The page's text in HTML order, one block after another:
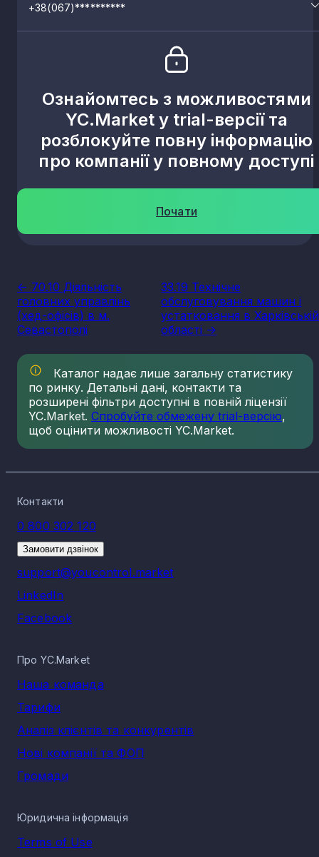
+38(067)**********
Ознайомтесь з можливостями
YC.Market у trial-версії та
розблокуйте повну інформацію
про компанії у повному доступі
Почати
<- 70.10 Діяльність
головних управлінь
(хед-офісів) в м.
Севастополі
33.19 Технічне
обслуговування машин і
устатковання в Харківській
області ->
Каталог надає лише загальну статистику
по ринку. Детальні дані, контакти та
розширені фільтри доступні в повній ліцензії
YC.Market. Спробуйте обмежену trial-версію,
щоб оцінити можливості YC.Market.
Контакти
0 800 302 120
Замовити дзвінок
support@youcontrol.market
LinkedIn
Facebook
Про YC.Market
Наша команда
Тарифи
Аналіз клієнтів та конкурентів
Нові компанії та ФОП
Громади
Юридична інформація
Terms of Use